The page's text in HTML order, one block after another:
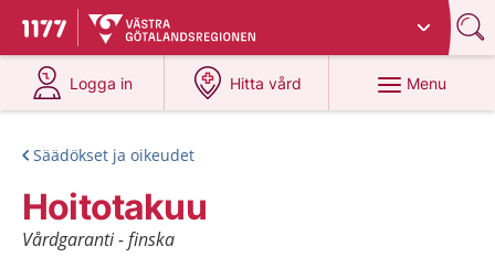
To start page for 1177
Du har valt region
Logga in
at 1177.se
Hitta vård
at 1177.se
Menu
Säädökset ja oikeudet
Hoitotakuu
Vårdgaranti - finska